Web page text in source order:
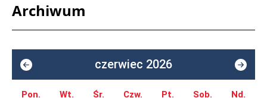
Archiwum
czerwiec 2026
Pon. Wt. Śr. Czw. Pt. Sob. Nd.